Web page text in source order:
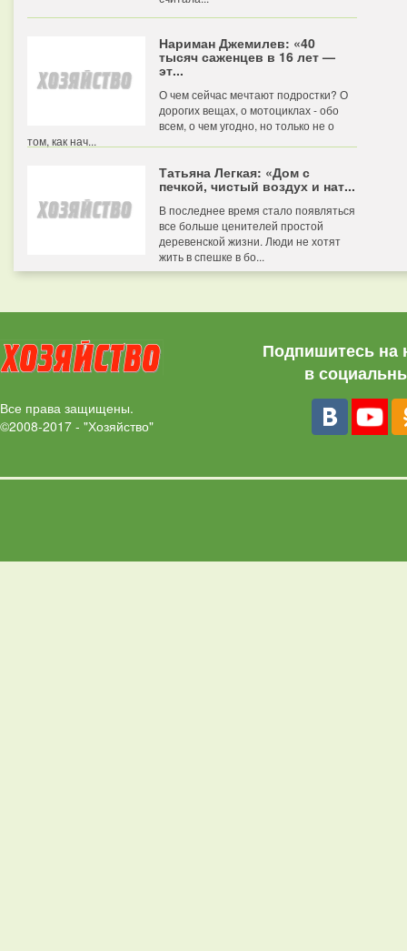
Нариман Джемилев: «40
тысяч саженцев в 16 лет —
эт...
О чем сейчас мечтают подростки? О
дорогих вещах, о мотоциклах - обо
всем, о чем угодно, но только не о
том, как нач...
Татьяна Легкая: «Дом с
печкой, чистый воздух и нат...
В последнее время стало появляться
все больше ценителей простой
деревенской жизни. Люди не хотят
жить в спешке в бо...
Все права защищены.
©2008-2017 - "Хозяйство"
Подпишитесь на
в